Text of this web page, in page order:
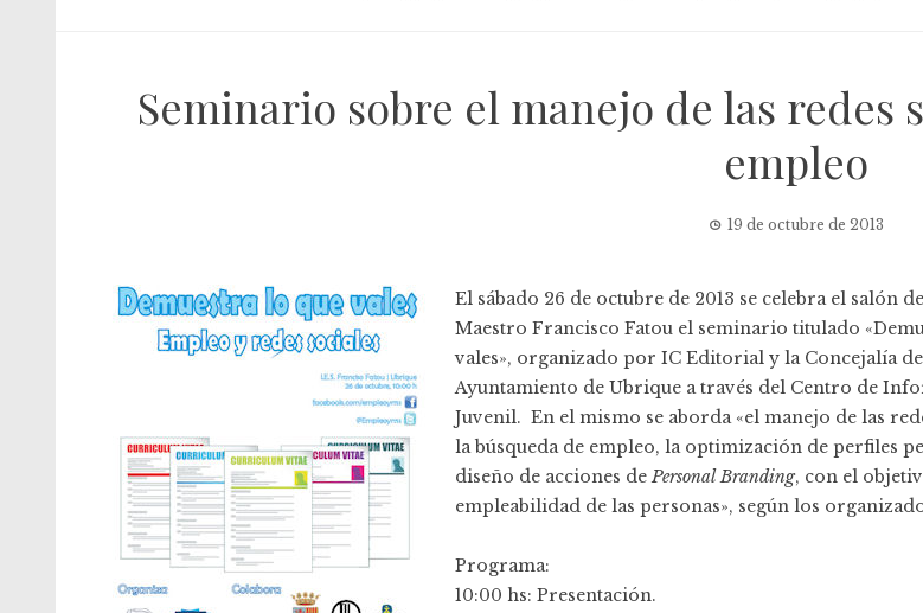
Seminario sobre el manejo de las redes
empleo
19 de octubre de 2013
El sábado 26 de octubre de 2013 se celebra el salón
Maestro Francisco Fatou el seminario titulado
vales», organizado por IC Editorial y la Concejalía
Ayuntamiento de Ubrique a través del Centro de
Juvenil. En el mismo se aborda «el manejo de las
la búsqueda de empleo, la optimización de perfiles
diseño de acciones de Personal Branding, con el
empleabilidad de las personas», según los
Programa:
10:00 hs: Presentación.